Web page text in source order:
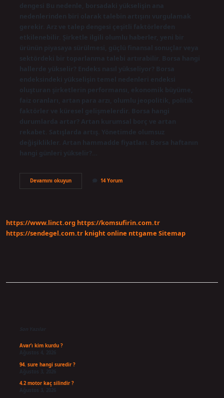
dengesi Bu nedenle, borsadaki yükselişin ana
nedenlerinden biri olarak talebin artışını vurgulamak
gerekir. Arz ve talep dengesi çeşitli faktörlerden
etkilenebilir. Şirketle ilgili olumlu haberler, yeni bir
ürünün piyasaya sürülmesi, güçlü finansal sonuçlar veya
sektördeki bir toparlanma talebi artırabilir. Borsa hangi
hallerde yükselir? Endeks nasıl yükseliyor? Borsa
endeksindeki yükselişin temel nedenleri endeksi
oluşturan şirketlerin performansı, ekonomik büyüme,
faktörler ve küresel gelişmelerdir. Borsa hangi
durumlarda artar? Artan kurumsal borç ve artan
rekabet. Satışlarda artış. Yönetimde olumsuz
değişiklikler. Artan hammadde fiyatları. Borsa haftanın
hangi günleri yükselir?…
Devamını okuyunBorsa
En
14 Yorum
https://www.linct.org https://komsufirin.com.tr
https://sendegel.com.tr knight online nttgame Sitemap
Son Yazılar
Avar’ı kim kurdu ?
Ağustos 4, 2026
94. sure hangi suredir ?
Ağustos 3, 2026
4.2 motor kaç silindir ?
Ağustos 3, 2026